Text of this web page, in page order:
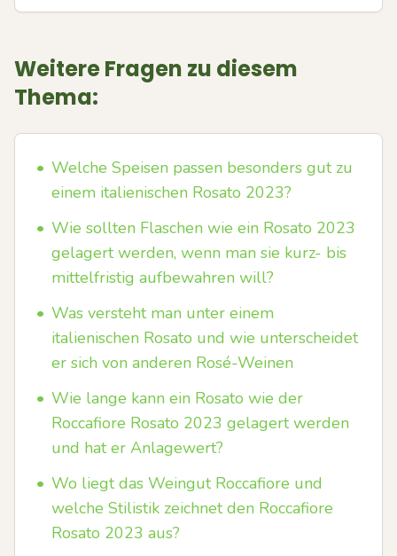
Weitere Fragen zu diesem
Thema:
• Welche Speisen passen besonders gut zu
einem italienischen Rosato 2023?
• Wie sollten Flaschen wie ein Rosato 2023
gelagert werden, wenn man sie kurz- bis
mittelfristig aufbewahren will?
• Was versteht man unter einem
italienischen Rosato und wie unterscheidet
er sich von anderen Rosé-Weinen
• Wie lange kann ein Rosato wie der
Roccafiore Rosato 2023 gelagert werden
und hat er Anlagewert?
• Wo liegt das Weingut Roccafiore und
welche Stilistik zeichnet den Roccafiore
Rosato 2023 aus?